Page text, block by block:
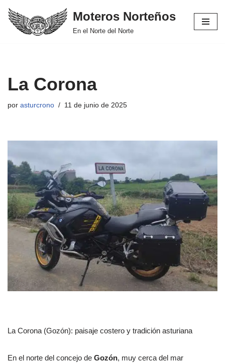
Saltar
Moteros Norteños
En el Norte del Norte
La Corona
por asturcrono 11 de junio de 2025
La Corona (Gozón): paisaje costero y tradición asturiana
En el norte del concejo de Gozón, muy cerca del mar